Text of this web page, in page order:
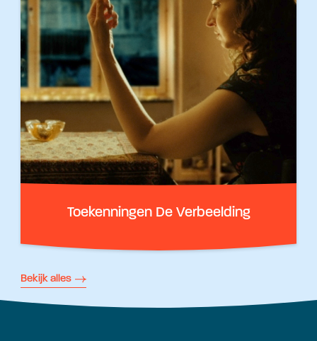
Toekenningen De Verbeelding
Bekijk alles